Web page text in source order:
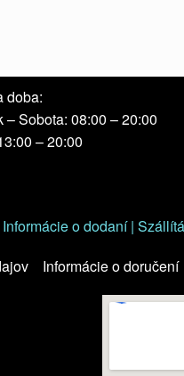
doba:
– Sobota: 08:00 – 20:00
– 20:00
Informácie o dodaní |
Informácie o doručení